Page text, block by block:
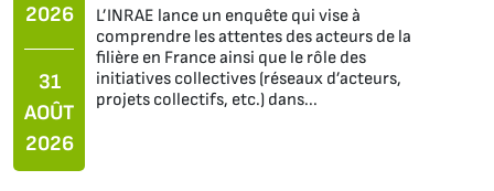
2026
31
AOÛT
2026
L’INRAE lance un enquête qui vise à
comprendre les attentes des acteurs de la
filière en France ainsi que le rôle des
initiatives collectives (réseaux d’acteurs,
projets collectifs, etc.) dans...